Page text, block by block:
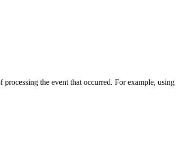
the event that occurred. For example, using